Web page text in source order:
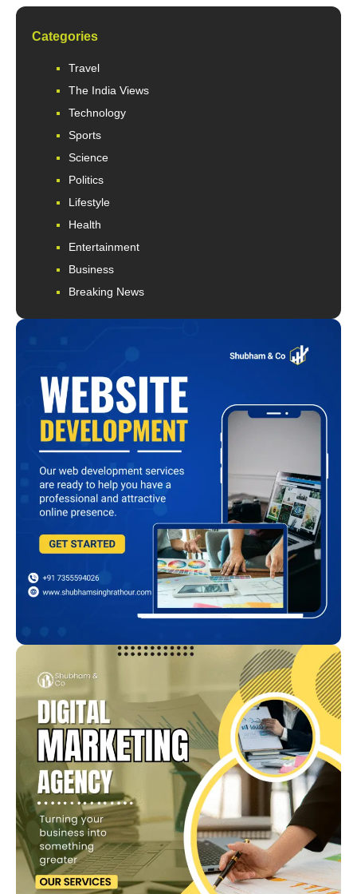
Categories
Travel
The India Views
Technology
Sports
Science
Politics
Lifestyle
Health
Entertainment
Business
Breaking News